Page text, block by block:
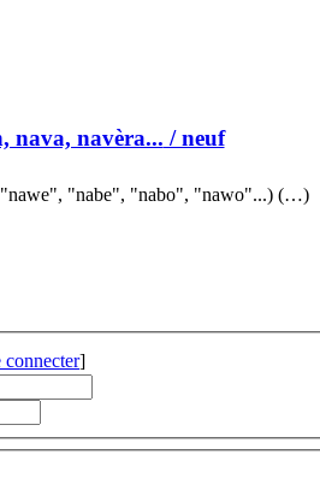
nava, navèra... / neuf
"nawe", "nabe", "nabo", "nawo"...) (…)
connecter]